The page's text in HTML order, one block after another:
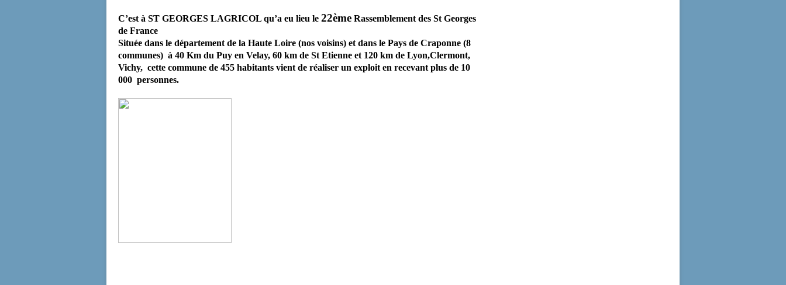
C’est à ST GEORGES LAGRICOL qu’a eu lieu le 22ème Rassemblement des St Georges
de France
Située dans le département de la Haute Loire (nos voisins) et dans le Pays de Craponne (8
communes) à 40 Km du Puy en Velay, 60 km de St Etienne et 120 km de Lyon,Clermont,
Vichy, cette commune de 455 habitants vient de réaliser un exploit en recevant plus de 10
000 personnes.